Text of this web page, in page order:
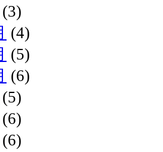
(3)
(4)
(5)
(6)
(5)
(6)
(6)